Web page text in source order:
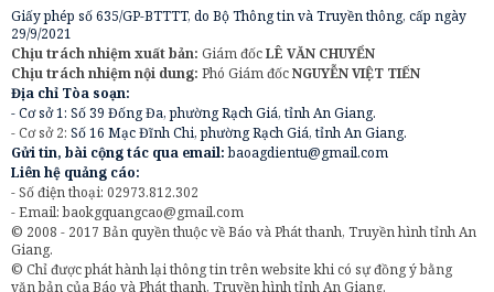
Giấy phép số 635/GP-BTTTT, do Bộ Thông tin và Truyền thông, cấp ngày
29/9/2021
Chịu trách nhiệm xuất bản: Giám đốcLÊ VĂN CHUYỂN
Chịu trách nhiệm nội dung: Phó Giám đốcNGUYỄN VIỆT TIẾN
Địa chỉ Tòa soạn:
- Cơ sở 1: Số 39 Đống Đa, phường Rạch Giá, tỉnh An Giang.
- Cơ sở 2: Số 16 Mạc Đĩnh Chi, phường Rạch Giá, tỉnh An Giang.
Gửi tin, bài cộng tác qua email:baoagdientu@gmail.com
Liên hệ quảng cáo:
- Số điện thoại: 02973.812.302
- Email:baokgquangcao@gmail.com
© 2008 - 2017 Bản quyền thuộc về Báo và Phát thanh, Truyền hình tỉnh An
Giang.
© Chỉ được phát hành lại thông tin trên website khi có sự đồng ý bằng
văn bản của Báo và Phát thanh, Truyền hình tỉnh An Giang.